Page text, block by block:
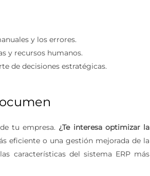
y los errores.
y recursos humanos.
de decisiones estratégicas.
tu empresa. ¿Te interesa optimizar la
eficiente o una gestión mejorada de la
características del sistema ERP más